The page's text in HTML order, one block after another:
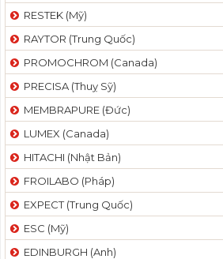
RESTEK (Mỹ)
RAYTOR (Trung Quốc)
PROMOCHROM (Canada)
PRECISA (Thuỵ Sỹ)
MEMBRAPURE (Đức)
LUMEX (Canada)
HITACHI (Nhật Bản)
FROILABO (Pháp)
EXPECT (Trung Quốc)
ESC (Mỹ)
EDINBURGH (Anh)